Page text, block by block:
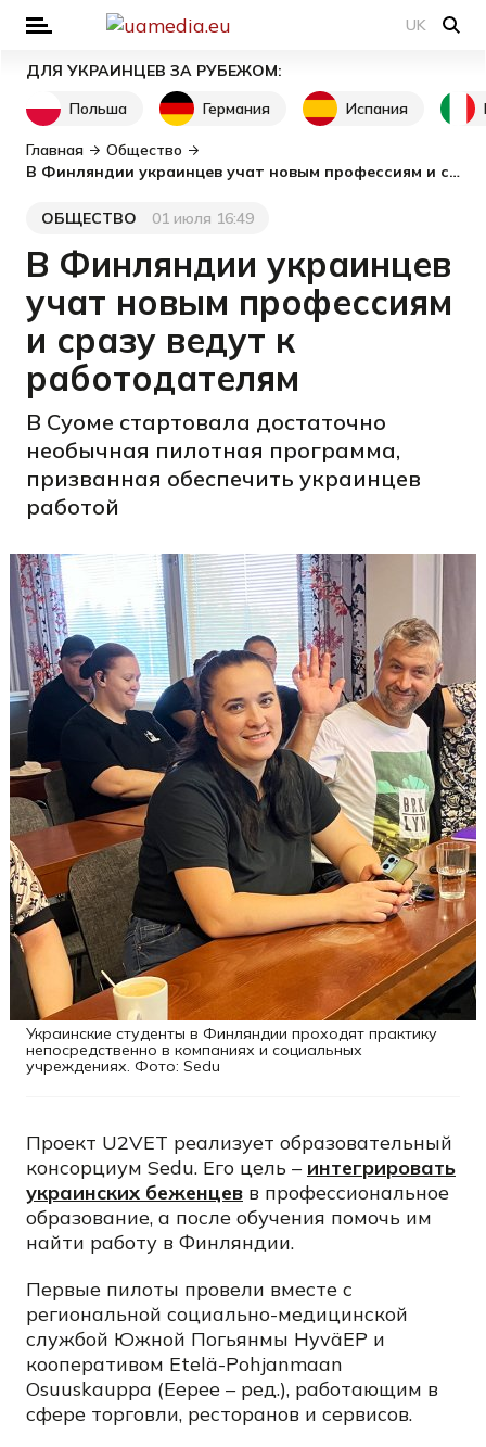
UK
ДЛЯ УКРАИНЦЕВ ЗА РУБЕЖОМ:
Польша
Германия Испания
Главная
Общество
В Финляндии украинцев учат новым профессиям и сразу ведут к работодателям
Категория
ОБЩЕСТВО
Дата публикации
01 июля 16:49
В Финляндии украинцев
учат новым профессиям
и сразу ведут к
работодателям
В Суоме стартовала достаточно
необычная пилотная программа,
призванная обеспечить украинцев
работой
Украинские студенты в Финляндии проходят практику
непосредственно в компаниях и социальных
учреждениях. Фото: Sedu
Проект U2VET реализует образовательный
консорциум Sedu. Его цель – интегрировать
украинских беженцев в профессиональное
образование, а после обучения помочь им
найти работу в Финляндии.
Первые пилоты провели вместе с
региональной социально-медицинской
службой Южной Погьянмы HyväEP и
кооперативом Etelä-Pohjanmaan
Osuuskauppa (Eepee – ред.), работающим в
сфере торговли, ресторанов и сервисов.